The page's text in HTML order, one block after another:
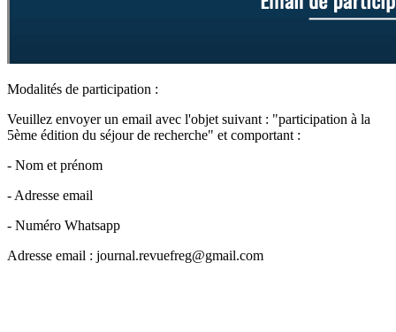
Modalités de participation :
Veuillez envoyer un email avec l'objet suivant : "participation à la
5ème édition du séjour de recherche" et comportant :
- Nom et prénom
- Adresse email
- Numéro Whatsapp
Adresse email : journal.revuefreg@gmail.com